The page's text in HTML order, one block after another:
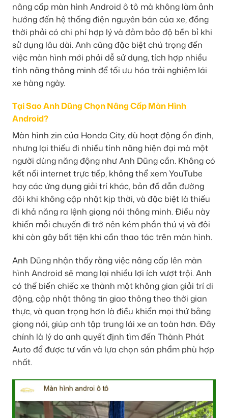
nâng cấp màn hình Android ô tô mà không làm ảnh
hưởng đến hệ thống điện nguyên bản của xe, đồng
thời phải có chi phí hợp lý và đảm bảo độ bền bỉ khi
sử dụng lâu dài. Anh cũng đặc biệt chú trọng đến
việc màn hình mới phải dễ sử dụng, tích hợp nhiều
tính năng thông minh để tối ưu hóa trải nghiệm lái
xe hàng ngày.
Tại Sao Anh Dũng Chọn Nâng Cấp Màn Hình
Android?
Màn hình zin của Honda City, dù hoạt động ổn định,
nhưng lại thiếu đi nhiều tính năng hiện đại mà một
người dùng năng động như Anh Dũng cần. Không có
kết nối internet trực tiếp, không thể xem YouTube
hay các ứng dụng giải trí khác, bản đồ dẫn đường
đôi khi không cập nhật kịp thời, và đặc biệt là thiếu
đi khả năng ra lệnh giọng nói thông minh. Điều này
khiến mỗi chuyến đi trở nên kém phần thú vị và đôi
khi còn gây bất tiện khi cần thao tác trên màn hình.
Anh Dũng nhận thấy rằng việc nâng cấp lên màn
hình Android sẽ mang lại nhiều lợi ích vượt trội. Anh
có thể biến chiếc xe thành một không gian giải trí di
động, cập nhật thông tin giao thông theo thời gian
thực, và quan trọng hơn là điều khiển mọi thứ bằng
giọng nói, giúp anh tập trung lái xe an toàn hơn. Đây
chính là lý do anh quyết định tìm đến Thành Phát
Auto để được tư vấn và lựa chọn sản phẩm phù hợp
nhất.